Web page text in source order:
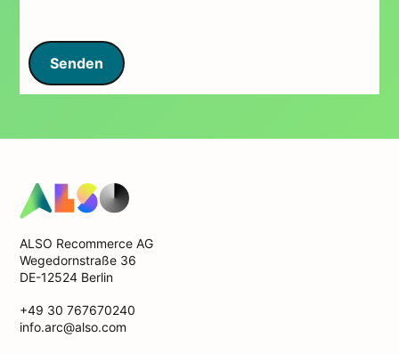
Senden
ALSO Recommerce AG
Wegedornstraße 36
DE-12524 Berlin
+49 30 767670240
info.arc@also.com